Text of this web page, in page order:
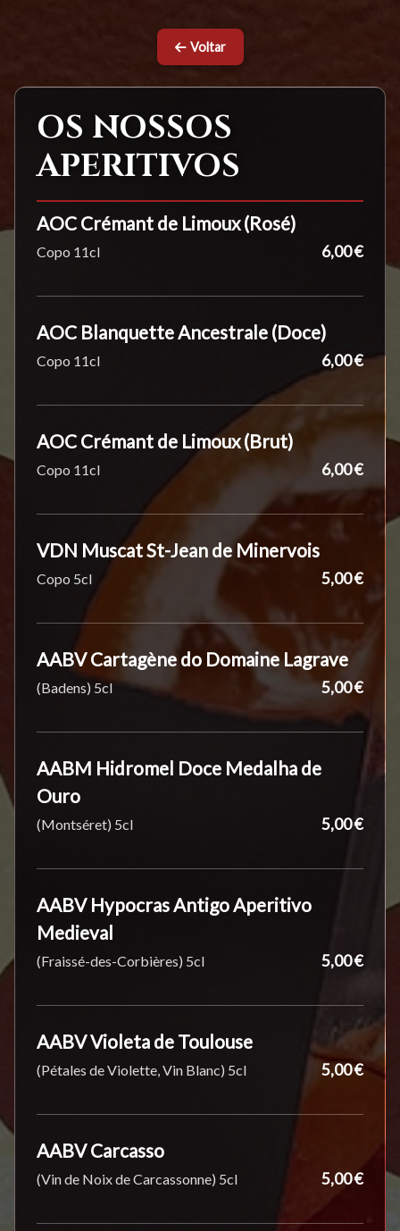
Voltar
OS NOSSOS
APERITIVOS
AOC Crémant de Limoux (Rosé)
Copo 11cl 6,00 €
AOC Blanquette Ancestrale (Doce)
Copo 11cl 6,00 €
AOC Crémant de Limoux (Brut)
Copo 11cl 6,00 €
VDN Muscat St-Jean de Minervois
Copo 5cl 5,00 €
AABV Cartagène do Domaine Lagrave
(Badens) 5cl 5,00 €
AABM Hidromel Doce Medalha de
Ouro
(Montséret) 5cl 5,00 €
AABV Hypocras Antigo Aperitivo
Medieval
(Fraissé-des-Corbières) 5cl 5,00 €
AABV Violeta de Toulouse
(Pétales de Violette, Vin Blanc) 5cl 5,00 €
AABV Carcasso
(Vin de Noix de Carcassonne) 5cl 5,00 €